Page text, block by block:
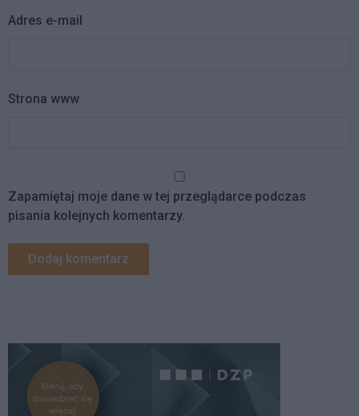
Adres e-mail
Strona www
Zapamiętaj moje dane w tej przeglądarce podczas
pisania kolejnych komentarzy.